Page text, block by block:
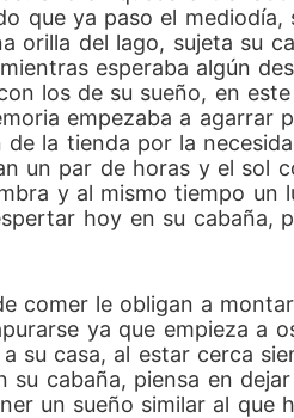
que ya paso el mediodía,
orilla del lago, sujeta su
esperaba algún
los de su sueño, en
empezaba a agarrar
la tienda por la
un par de horas y el sol
y al mismo tiempo un
hoy en su cabaña,
comer le obligan a
ya que empieza a
su casa, al estar cerca
cabaña, piensa en
un sueño similar al que